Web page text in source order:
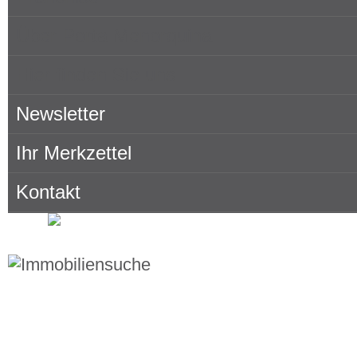
Newsletter
Ihr Merkzettel
Kontakt